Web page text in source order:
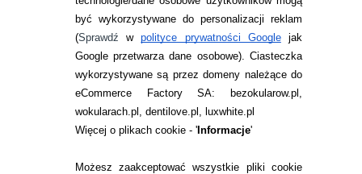
być wykorzystywane do personalizacji reklam
(Sprawdźwpolityce prywatności Googlejak
Google przetwarza dane osobowe). Ciasteczka
wykorzystywane są przez domeny należące do
eCommerce Factory SA: bezokularow.pl,
wokularach.pl, dentilove.pl, luxwhite.pl
Więcej o plikach cookie - 'Informacje'
Możesz zaakceptować wszystkie pliki cookie
JAK ZAMAWIAĆ?
ZWROTY I REKLAMACJA
WARUNKI ZAKUPÓW
RANKINGI SOCZEWEK
SOCZEWKI KOLOROWE